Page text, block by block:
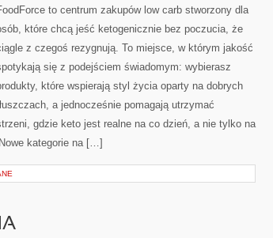
PODSTAWY
to centrum zakupów low carb stworzony dla
które chcą jeść ketogenicznie bez poczucia, że
z czegoś rezygnują. To miejsce, w którym jakość
się z podejściem świadomym: wybierasz
które wspierają styl życia oparty na dobrych
a jednocześnie pomagają utrzymać
gdzie keto jest realne na co dzień, a nie tylko na
kategorie na […]